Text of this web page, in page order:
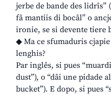
jerbe de bande des lidrîs”
fâ mantiis di bocâl” o
ironie, se si devente tiere
◆ Ma ce sfumaduris
lenghis?
Par inglês, si pues
dust”), o “dâi une pidade
bucket”). E dopo, si pues